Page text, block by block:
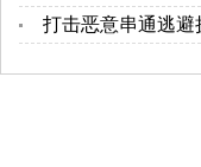
打击恶意串通逃避